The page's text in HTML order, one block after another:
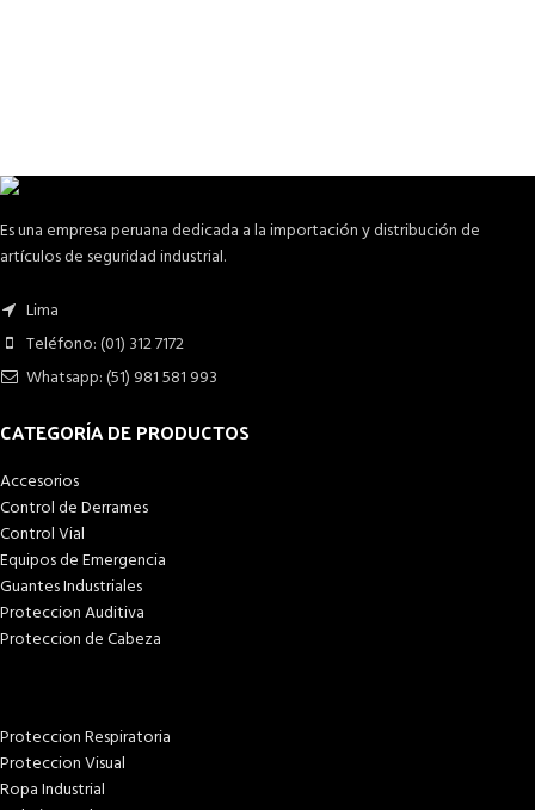
Es una empresa peruana dedicada a la importación y distribución de
artículos de seguridad industrial.
Lima
Teléfono: (01) 312 7172
Whatsapp: (51) 981 581 993
CATEGORÍA DE PRODUCTOS
Accesorios
Control de Derrames
Control Vial
Equipos de Emergencia
Guantes Industriales
Proteccion Auditiva
Proteccion de Cabeza
Proteccion Respiratoria
Proteccion Visual
Ropa Industrial